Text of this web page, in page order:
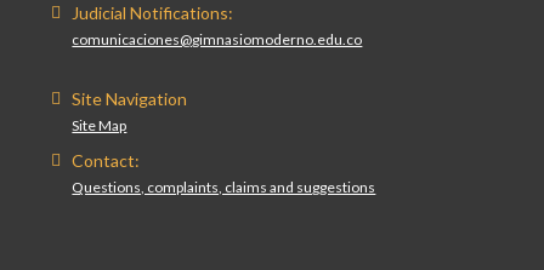
Judicial Notifications:
comunicaciones@gimnasiomoderno.edu.co
Site Navigation
Site Map
Contact:
Questions, complaints, claims and suggestions